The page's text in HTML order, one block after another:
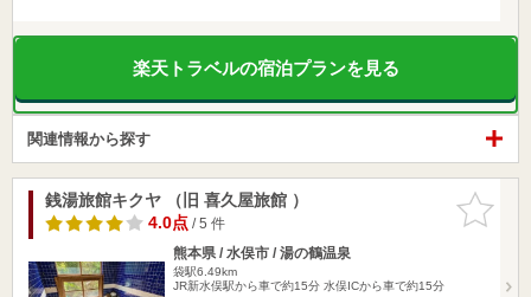
楽天トラベルの宿泊プランを見る
関連情報から探す
お気に入
りに追加
銭湯旅館キクヤ （旧 喜久屋旅館 ）
4.0点/ 5 件
熊本県 / 水俣市 / 湯の鶴温泉
袋駅6.49km
JR新水俣駅から車で約15分 水俣ICから車で約15分